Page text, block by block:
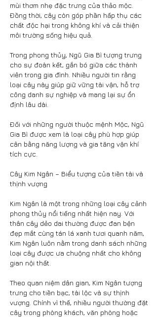
mùi thơm nhẹ đặc trưng của thảo mộc.
Đồng thời, cây còn góp phần hấp thụ các
chất độc hại trong không khí và cải thiện
môi trường sống hiệu quả.
Trong phong thủy, Ngũ Gia Bì tượng trưng
cho sự đoàn kết, gắn bó giữa các thành
viên trong gia đình. Nhiều người tin rằng
loại cây này giúp giữ vững tài vận, hỗ trợ
công danh sự nghiệp và mang lại sự ổn
định lâu dài.
Đối với những người thuộc mệnh Mộc, Ngũ
Gia Bì được xem là loại cây phù hợp giúp
cân bằng năng lượng và gia tăng vận khí
tích cực.
Cây Kim Ngân – Biểu tượng của tiền tài và
thịnh vượng
Kim Ngân là một trong những loại cây cảnh
phong thủy nổi tiếng nhất hiện nay. Với
thân cây dẻo dai thường được đan bện
đẹp mắt cùng tán lá xanh tươi quanh năm,
Kim Ngân luôn nằm trong danh sách những
loại cây được ưa chuộng nhất cho không
gian nội thất.
Theo quan niệm dân gian, Kim Ngân tượng
trưng cho tiền bạc, tài lộc và sự thịnh
vượng. Chính vì thế, nhiều người thường đặt
cây trong phòng khách, văn phòng hoặc